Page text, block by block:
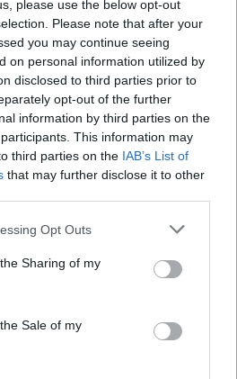
please use the below opt-out
Please note that after your
you may continue seeing
on personal information utilized by
disclosed to third parties prior to
opt-out of the further
information by third parties on the
This information may
third parties on the IAB’s List of
that may further disclose it to other
app uses one or more Google
usage behaviour. You may click to
and its third-party tags to
purposes in below Google
Opt Outs
Sharing of my
Sale of my